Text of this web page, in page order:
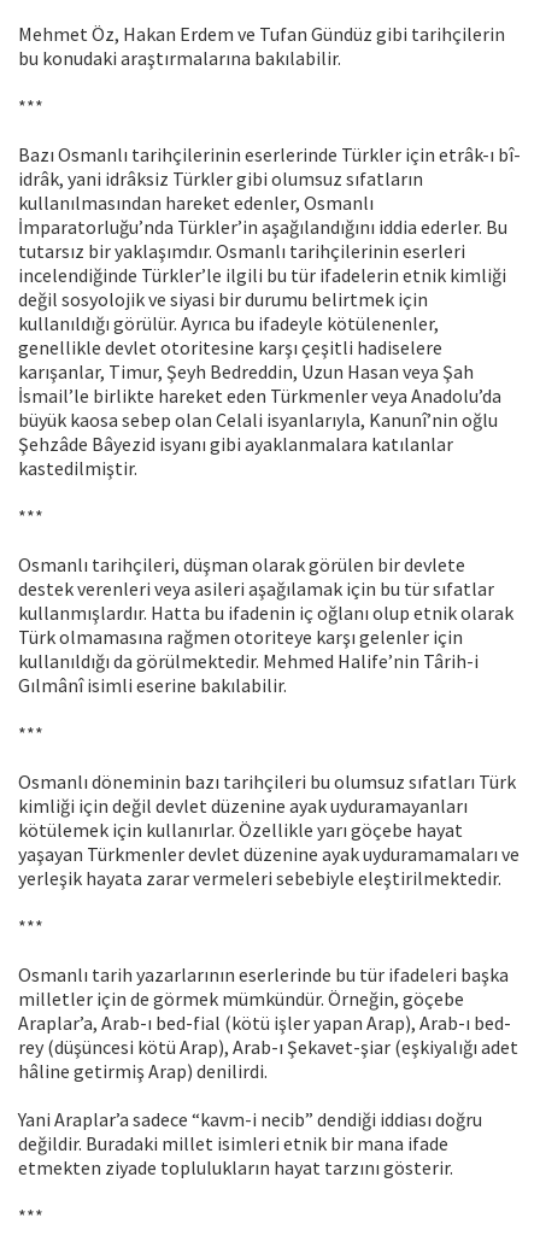
Mehmet Öz, Hakan Erdem ve Tufan Gündüz gibi tarihçilerin
bu konudaki araştırmalarına bakılabilir.
***
Bazı Osmanlı tarihçilerinin eserlerinde Türkler için etrâk-ı bî-
idrâk, yani idrâksiz Türkler gibi olumsuz sıfatların
kullanılmasından hareket edenler, Osmanlı
İmparatorluğu’nda Türkler’in aşağılandığını iddia ederler. Bu
tutarsız bir yaklaşımdır. Osmanlı tarihçilerinin eserleri
incelendiğinde Türkler’le ilgili bu tür ifadelerin etnik kimliği
değil sosyolojik ve siyasi bir durumu belirtmek için
kullanıldığı görülür. Ayrıca bu ifadeyle kötülenenler,
genellikle devlet otoritesine karşı çeşitli hadiselere
karışanlar, Timur, Şeyh Bedreddin, Uzun Hasan veya Şah
İsmail’le birlikte hareket eden Türkmenler veya Anadolu’da
büyük kaosa sebep olan Celali isyanlarıyla, Kanunî’nin oğlu
Şehzâde Bâyezid isyanı gibi ayaklanmalara katılanlar
kastedilmiştir.
***
Osmanlı tarihçileri, düşman olarak görülen bir devlete
destek verenleri veya asileri aşağılamak için bu tür sıfatlar
kullanmışlardır. Hatta bu ifadenin iç oğlanı olup etnik olarak
Türk olmamasına rağmen otoriteye karşı gelenler için
kullanıldığı da görülmektedir. Mehmed Halife’nin Târih-i
Gılmânî isimli eserine bakılabilir.
***
Osmanlı döneminin bazı tarihçileri bu olumsuz sıfatları Türk
kimliği için değil devlet düzenine ayak uyduramayanları
kötülemek için kullanırlar. Özellikle yarı göçebe hayat
yaşayan Türkmenler devlet düzenine ayak uyduramamaları ve
yerleşik hayata zarar vermeleri sebebiyle eleştirilmektedir.
***
Osmanlı tarih yazarlarının eserlerinde bu tür ifadeleri başka
milletler için de görmek mümkündür. Örneğin, göçebe
Araplar’a, Arab-ı bed-fial (kötü işler yapan Arap), Arab-ı bed-
rey (düşüncesi kötü Arap), Arab-ı Şekavet-şiar (eşkiyalığı adet
hâline getirmiş Arap) denilirdi.
Yani Araplar’a sadece “kavm-i necib” dendiği iddiası doğru
değildir. Buradaki millet isimleri etnik bir mana ifade
etmekten ziyade toplulukların hayat tarzını gösterir.
***